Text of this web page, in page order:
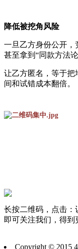
降低被挖角风险
一旦乙方身份公开，
甚至拿到“同款方法论
让乙方匿名，等于把
间和试错成本翻倍。
长按二维码，点击：
即可关注我们，得到
Copyright © 2015